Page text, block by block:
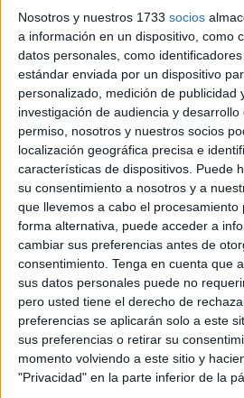
Nosotros y nuestros 1733 socios
a información en un dispositivo, como
datos personales, como
estándar enviada por un dispositivo
personalizado, medición de publicidad
investigación de audiencia y desarrollo
permiso, nosotros y nuestros socios
localización geográfica precisa e
características de dispositivos. Puede
su consentimiento a nosotros y a
que llevemos a cabo el
forma alternativa, puede acceder a
cambiar sus preferencias antes de
consentimiento. Tenga en cuenta que
sus datos personales puede no
pero usted tiene el derecho de
preferencias se aplicarán solo a este
sus preferencias o retirar su
momento volviendo a este sitio y
"Privacidad" en la parte inferior de la
El presidente delConsejo de
de Ceuta, Juan Jesús Bollit, ha
“balance positivo” a pesar de la
dejado a muchas imágenes dentro
“El balance es positivo a pesar de
primeros días no pudieron salir o
recoger rápidamente, como en el
Después estuvo elMartes Santo
suspender como se preveía. El
dudas hasta el final pero pudieron
Penitenciay el único día que no
Jueves Santo que era improbable
Santo era otro día con
que recoger las dos hermandades
calle”, recuerda.